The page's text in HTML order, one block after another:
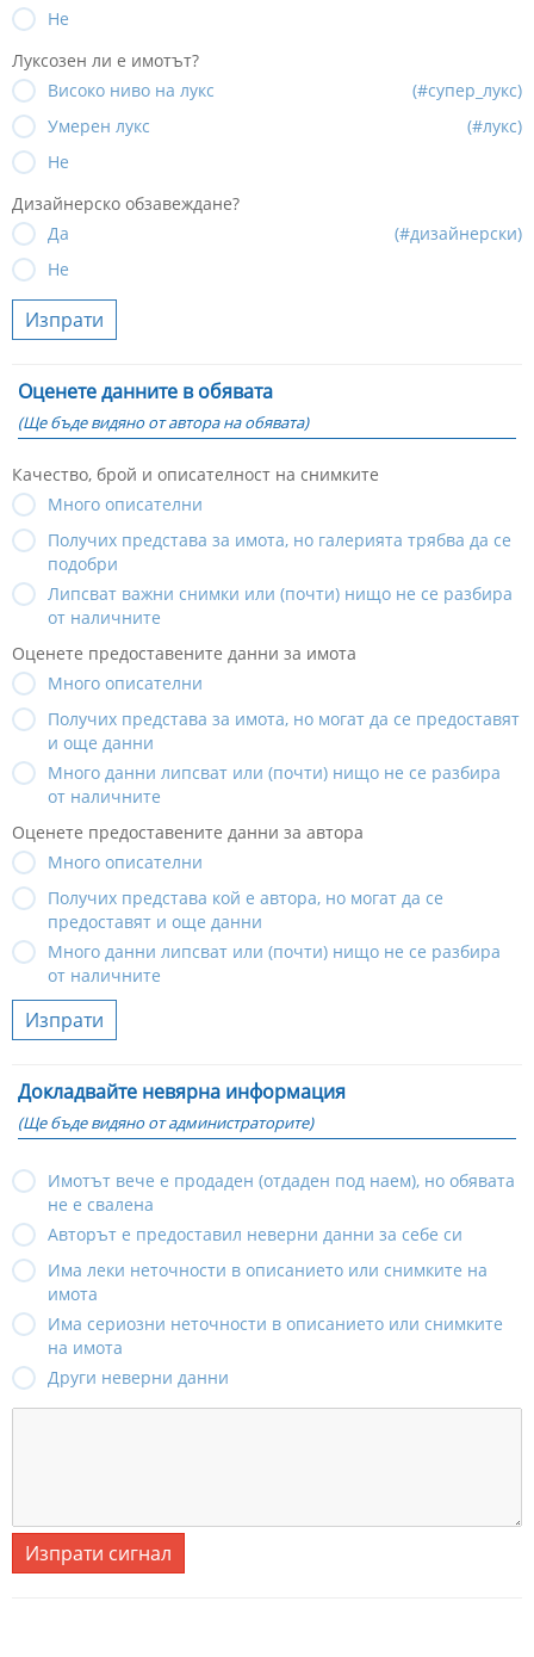
Не
Луксозен ли е имотът?
Високо ниво на лукс
(#супер_лукс)
Умерен лукс
(#лукс)
Не
Дизайнерско обзавеждане?
Да
(#дизайнерски)
Не
Изпрати
Оценете данните в обявата
(Ще бъде видяно от автора на обявата)
Качество, брой и описателност на снимките
Много описателни
Получих представа за имота, но галерията трябва да се
подобри
Липсват важни снимки или (почти) нищо не се разбира
от наличните
Оценете предоставените данни за имота
Много описателни
Получих представа за имота, но могат да се предоставят
и още данни
Много данни липсват или (почти) нищо не се разбира
от наличните
Оценете предоставените данни за автора
Много описателни
Получих представа кой е автора, но могат да се
предоставят и още данни
Много данни липсват или (почти) нищо не се разбира
от наличните
Изпрати
Докладвайте невярна информация
(Ще бъде видяно от администраторите)
Имотът вече е продаден (отдаден под наем), но обявата
не е свалена
Авторът е предоставил неверни данни за себе си
Има леки неточности в описанието или снимките на
имота
Има сериозни неточности в описанието или снимките
на имота
Други неверни данни
Изпрати сигнал